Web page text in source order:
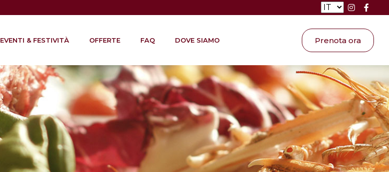
EVENTI & FESTIVITÀ OFFERTE FAQ DOVE SIAMO Prenota ora